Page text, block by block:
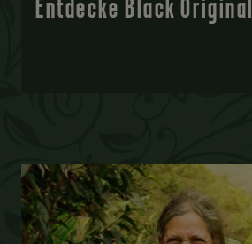
Entdecke Black Original